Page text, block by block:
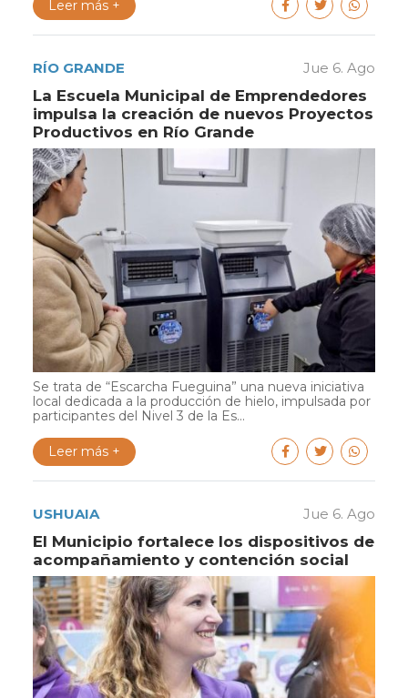
Leer más +
RÍO GRANDE Jue 6. Ago
La Escuela Municipal de Emprendedores
impulsa la creación de nuevos Proyectos
Productivos en Río Grande
Se trata de “Escarcha Fueguina” una nueva iniciativa
local dedicada a la producción de hielo, impulsada por
participantes del Nivel 3 de la Es...
Leer más +
USHUAIA Jue 6. Ago
El Municipio fortalece los dispositivos de
acompañamiento y contención social